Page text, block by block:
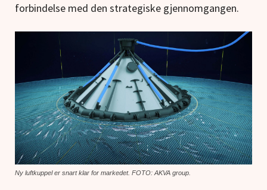
forbindelse med den strategiske gjennomgangen.
Ny luftkuppel er snart klar for markedet. FOTO: AKVA group.